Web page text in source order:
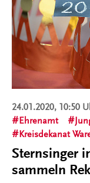
24.01.2020, 10:50
Ehrenamt
Kreisdekanat
Sternsinger
sammeln